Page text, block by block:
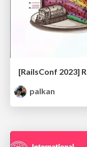
[RailsConf 2023]
palkan